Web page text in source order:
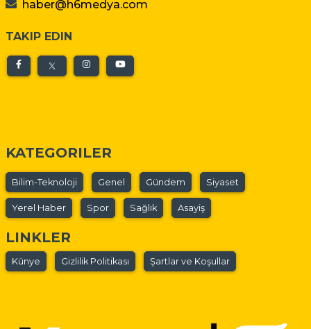
haber@h6medya.com
TAKIP EDIN
KATEGORILER
Bilim-Teknoloji Genel Gündem Siyaset
Yerel Haber Spor Sağlık Asayiş
LINKLER
Künye Gizlilik Politikası Şartlar ve Koşullar